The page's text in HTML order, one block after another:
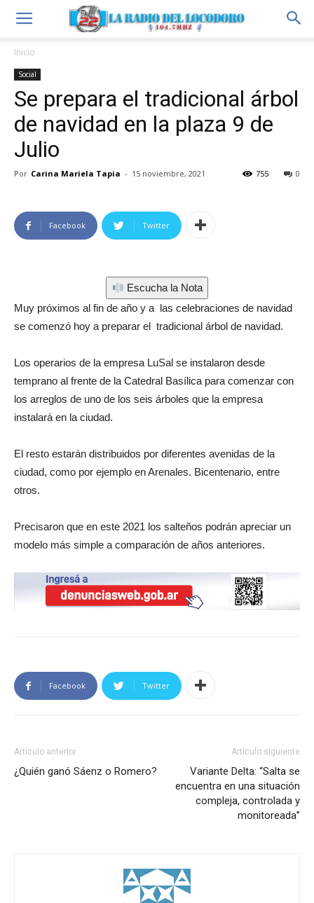
Inicio
Social
Se prepara el tradicional árbol
de navidad en la plaza 9 de
Julio
Por Carina Mariela Tapia - 15 noviembre, 2021 0
755
Facebook Twitter
Escucha la Nota
Muy próximos al fin de año y a las celebraciones de navidad
se comenzó hoy a preparar el tradicional árbol de navidad.
Los operarios de la empresa LuSal se instalaron desde
temprano al frente de la Catedral Basílica para comenzar con
los arreglos de uno de los seis árboles que la empresa
instalará en la ciudad.
El resto estarán distribuidos por diferentes avenidas de la
ciudad, como por ejemplo en Arenales. Bicentenario, entre
otros.
Precisaron que en este 2021 los salteños podrán apreciar un
modelo más simple a comparación de años anteriores.
Facebook Twitter
Artículo anterior
¿Quién ganó Sáenz o Romero?
Artículo siguiente
Variante Delta: “Salta se
encuentra en una situación
compleja, controlada y
monitoreada”